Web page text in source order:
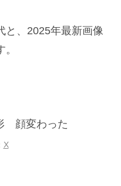
と、2025年最新画像
X